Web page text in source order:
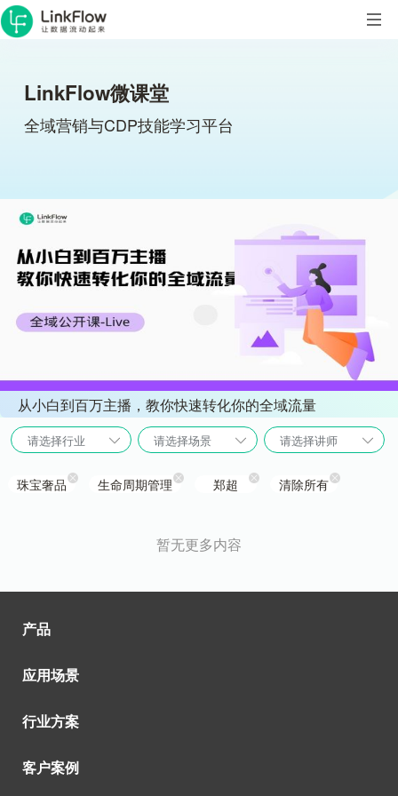
LinkFlow微课堂
全域营销与CDP技能学习平台
从小白到百万主播，教你快速转化你的全域流量
请选择行业 请选择场景 请选择讲师
珠宝奢品 生命周期管理 郑超 清除所有
暂无更多内容
产品
应用场景
行业方案
客户案例